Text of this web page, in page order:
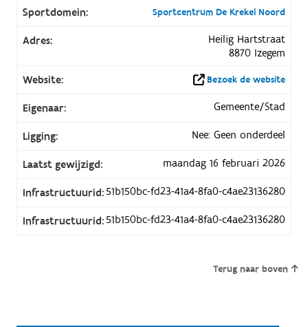
Sportdomein: Sportcentrum De Krekel Noord
Adres:
Heilig Hartstraat
8870 Izegem
Website:
Bezoek de website
Eigenaar: Gemeente/Stad
Ligging: Nee: Geen onderdeel
Laatst gewijzigd: maandag 16 februari 2026
Infrastructuurid:51b150bc-fd23-41a4-8fa0-c4ae23136280
Infrastructuurid:51b150bc-fd23-41a4-8fa0-c4ae23136280
Terug naar boven